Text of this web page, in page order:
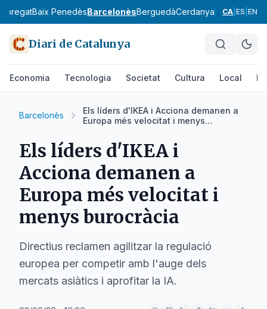
Baix PenedèsBarcelonèsBerguedàCerdanya Conca de
CA ES EN
Diari de Catalunya
Economia Tecnologia Societat Cultura Local
Barcelonès
Els líders d'IKEA i Acciona demanen a
Europa més velocitat i menys
Els líders d'IKEA i
Acciona demanen a
Europa més velocitat i
menys burocràcia
Directius reclamen agilitzar la regulació
europea per competir amb l'auge dels
mercats asiàtics i aprofitar la IA.